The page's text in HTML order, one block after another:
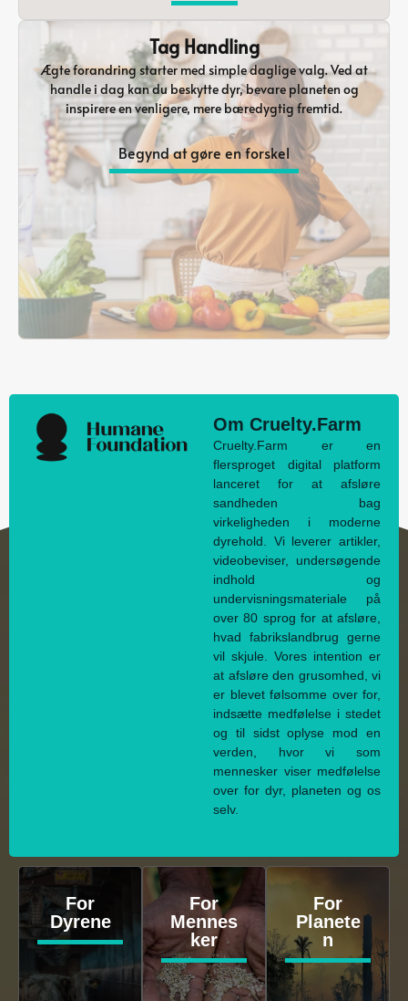
Tag Handling
Ægte forandring starter med simple daglige valg. Ved at
handle i dag kan du beskytte dyr, bevare planeten og
inspirere en venligere, mere bæredygtig fremtid.
Begynd at gøre en forskel
Om Cruelty.Farm
Cruelty.Farm er en
flersproget digital platform
lanceret for at afsløre
sandheden bag
virkeligheden i moderne
dyrehold. Vi leverer artikler,
videobeviser, undersøgende
indhold og
undervisningsmateriale på
over 80 sprog for at afsløre,
hvad fabrikslandbrug gerne
vil skjule. Vores intention er
at afsløre den grusomhed, vi
er blevet følsomme over for,
indsætte medfølelse i stedet
og til sidst oplyse mod en
verden, hvor vi som
mennesker viser medfølelse
over for dyr, planeten og os
selv.
For
Dyrene
For
Mennes
ker
For
Planete
n